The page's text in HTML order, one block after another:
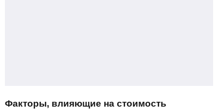
Факторы, влияющие на стоимость